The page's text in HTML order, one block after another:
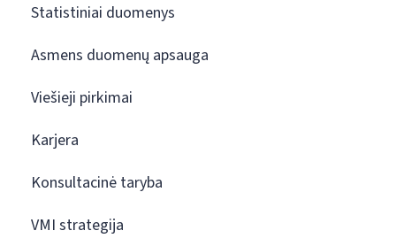
Statistiniai duomenys
Asmens duomenų apsauga
Viešieji pirkimai
Karjera
Konsultacinė taryba
VMI strategija